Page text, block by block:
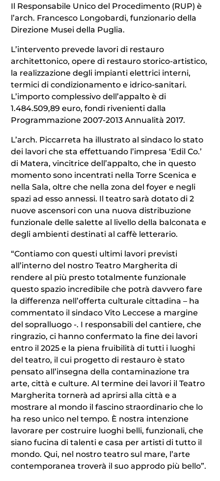
Il Responsabile Unico del Procedimento (RUP) è
l’arch. Francesco Longobardi, funzionario della
Direzione Musei della Puglia.
L’intervento prevede lavori di restauro
architettonico, opere di restauro storico-artistico,
la realizzazione degli impianti elettrici interni,
termici di condizionamento e idrico-sanitari.
L’importo complessivo dell’appalto è di
1.484.509,89 euro, fondi rivenienti dalla
Programmazione 2007-2013 Annualità 2017.
L’arch. Piccarreta ha illustrato al sindaco lo stato
dei lavori che sta effettuando l’impresa ‘Edil Co.’
di Matera, vincitrice dell’appalto, che in questo
momento sono incentrati nella Torre Scenica e
nella Sala, oltre che nella zona del foyer e negli
spazi ad esso annessi. Il teatro sarà dotato di 2
nuove ascensori con una nuova distribuzione
funzionale delle salette al livello della balconata e
degli ambienti destinati al caffè letterario.
“Contiamo con questi ultimi lavori previsti
all’interno del nostro Teatro Margherita di
rendere al più presto totalmente funzionale
questo spazio incredibile che potrà davvero fare
la differenza nell’offerta culturale cittadina – ha
commentato il sindaco Vito Leccese a margine
del sopralluogo -. I responsabili del cantiere, che
ringrazio, ci hanno confermato la fine dei lavori
entro il 2025 e la piena fruibilità di tutti i luoghi
del teatro, il cui progetto di restauro è stato
pensato all’insegna della contaminazione tra
arte, città e culture. Al termine dei lavori il Teatro
Margherita tornerà ad aprirsi alla città e a
mostrare al mondo il fascino straordinario che lo
ha reso unico nel tempo. È nostra intenzione
lavorare per costruire luoghi belli, funzionali, che
siano fucina di talenti e casa per artisti di tutto il
mondo. Qui, nel nostro teatro sul mare, l’arte
contemporanea troverà il suo approdo più bello”.